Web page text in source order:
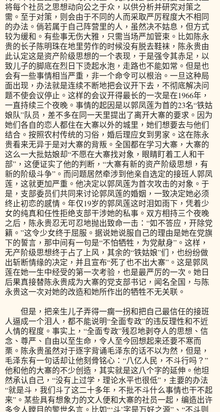
将每个社员之思想动向公之于众，以供分析并研究对策之
需。至于对策，则会由于不同的人而采取严厉程度大不相同
的办法。倘若属于自己阵营里的人，虽然决不姑息，但方式
较为缓和。有些事无伤大雅，只需当场严加管束。比如陈永
贵的长子陈明珠在地里劳作的时候没有脱去鞋袜，陈永贵由
此认定这是资产阶级思想的一个表现，于是强令其赤足，以
致儿子的脚底在烈日下烫起水泡，走路也不能如常。但是也
会有一些事情相当严重，非一个命令可以根治。一旦这种局
面出现，办法就是连续不断地把会议开下去，不彻底解决问
题不使会议停止。这样的会议开得最长的一次是在1966年，
一直持续三个夜晚。事情的起因是以郭凤莲为首的23名“铁姑
娘队”队员，差不多在同一天里提出了离开大寨的要求。因为
她们各自的恋人都住在大寨以外的城里，她们想要去与他们
结合。按照农村传统的习俗，婚后理应女到男家。这在陈永
贵看来无异于是对大寨的背叛。全国都在学习大寨，大寨的
这么一大批姑娘却“不愿在大寨找对象，眼睛盯着工人和干
部”，这便证实了他的判断，“大寨有新的资产阶级思想，有
新的阶级斗争”。而问题居然牵涉到他亲自选定的接班人郭凤
莲，这就更加严重。他决定以郭凤莲为首次攻击的对象。于
是，支部委员们共同来讨论郭凤莲的婚姻，一致决定她必须
终止初恋的感情。年仅19岁的郭凤莲这时泪如雨下，凭着少
女的纯真和任性拒绝支部干涉她的私事。双方相持三个夜晚
之后，陈永贵忍无可忍地抛出致命一击：“如不答应，开除党
籍。”这令少女终于屈服。据说她说服自己的理由是她在党旗
下的誓言，那中间有一句是“不怕牺牲，为党献身”。这样，
无产阶级思想终于占了上风，其余的“铁姑娘”们，也纷纷做
出斩断情缘的决定，并且宣布“死了也不出大寨”。这是郭凤
莲在她一生中经受的第一次考验，也是最严厉的一次。她日
后果真接替陈永贵成为大寨的党支部书记，闻名全国，与陈
永贵这一次对她的改造和她所作出的牺牲不无关联。
但是，把亲生儿子弄得一瘸一拐和把自己最信任的接班
人逼成一个泪人，都不能说明“全面专政”的违反理性和不近
人情的程度。事实上，“全面专政”残忍地剥夺人的思想、信
念、尊严、自由以至生命，令人至今回想起来还要不寒而
栗。陈永贵虽然对于逐字背诵毛泽东的话不以为然，但是，
毛泽东有一句话却让他刻骨铭心：“八亿人民，不斗行吗？”
他和他的大寨的不少创造，其实就是这八个字的延伸。他坦
然承认自己，“没有上过学，理论水平也很低”，主要的办法
“就是斗，我们斗了这二十多年，不批不斗什么事情也干不起
来”。某些具有想象力的文人便和大寨的社员一起，编造出许
多令人瞠目的警世名言。比如“‘斗’字是万好之源”、“不斗则